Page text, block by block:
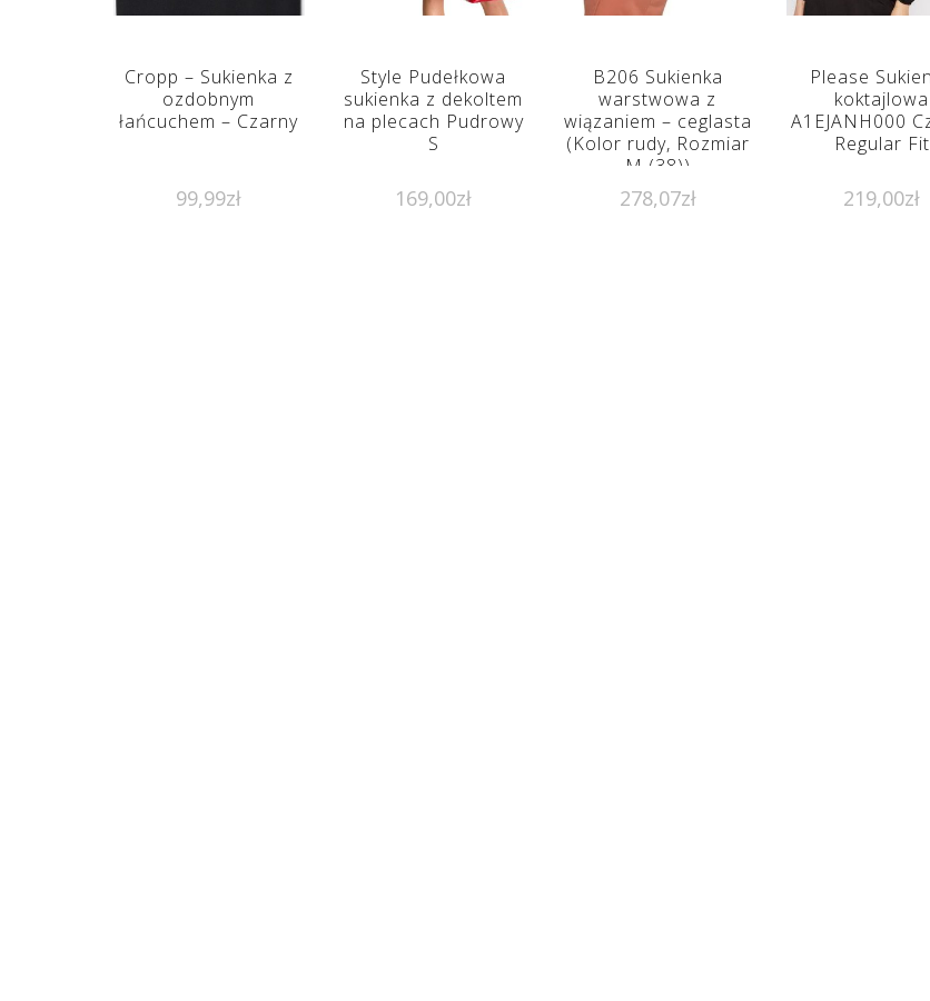
Cropp – Sukienka z
ozdobnym
łańcuchem – Czarny
99,99zł
Style Pudełkowa
sukienka z dekoltem
na plecach Pudrowy
S
169,00zł
B206 Sukienka
warstwowa z
wiązaniem – ceglasta
(Kolor rudy, Rozmiar
M (38))
278,07zł
Please
koktajlowa
A1EJANH000
Regular Fit
219,00zł